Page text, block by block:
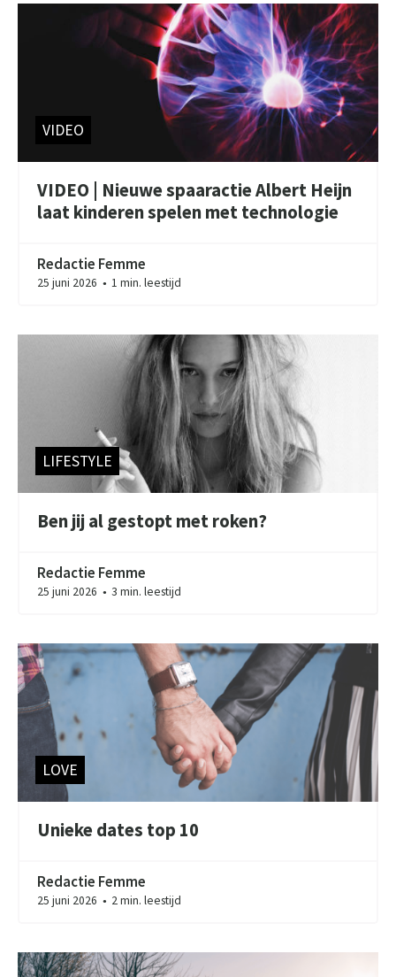
VIDEO
VIDEO | Nieuwe spaaractie Albert Heijn
laat kinderen spelen met technologie
Redactie Femme
25 juni 2026 ● 1 min. leestijd
LIFESTYLE
Ben jij al gestopt met roken?
Redactie Femme
25 juni 2026 ● 3 min. leestijd
LOVE
Unieke dates top 10
Redactie Femme
25 juni 2026 ● 2 min. leestijd